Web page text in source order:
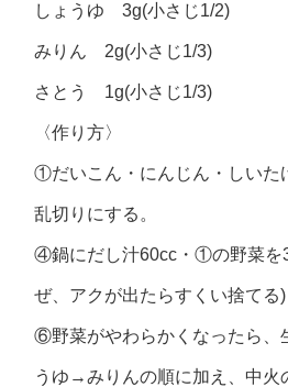
しょうゆ 3g(小さじ1/2)
みりん 2g(小さじ1/3)
さとう 1g(小さじ1/3)
〈作り方〉
①だいこん・にんじん・しいた
乱切りにする。
④鍋にだし汁60cc・①の野菜を
ぜ、アクが出たらすくい捨てる)
⑥野菜がやわらかくなったら
うゆ→みりんの順に加え、中火